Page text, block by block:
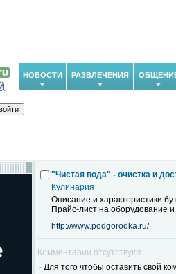
НОВОСТИ РАЗВЛЕЧЕНИЯ
"Чистая вода" - очистка и
Кулинария
Описание и характеристики
Прайс-лист на оборудование
http://www.podgorodka.ru/
Комментарии отсутствуют.
Для того чтобы оставить свой